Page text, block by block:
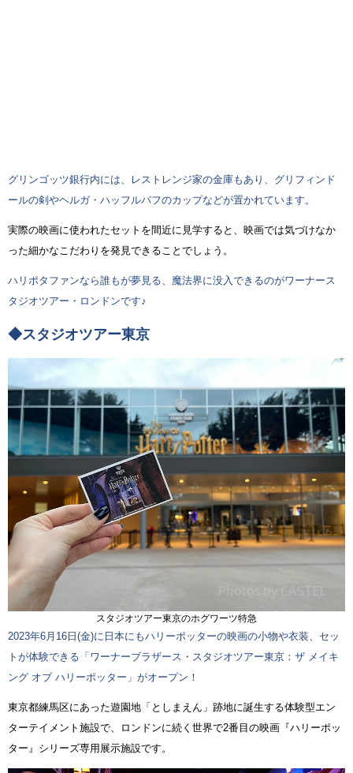
グリンゴッツ銀行内には、レストレンジ家の金庫もあり、グリフィンド
ールの剣やヘルガ・ハッフルパフのカップなどが置かれています。
実際の映画に使われたセットを間近に見学すると、映画では気づけなか
った細かなこだわりを発見できることでしょう。
ハリポタファンなら誰もが夢見る、魔法界に没入できるのがワーナース
タジオツアー・ロンドンです♪
◆スタジオツアー東京
スタジオツアー東京のホグワーツ特急
2023年6月16日(金)に日本にもハリーポッターの映画の小物や衣装、セッ
トが体験できる「ワーナーブラザース・スタジオツアー東京：ザ メイキ
ング オブ ハリーポッター」がオープン！
東京都練馬区にあった遊園地「としまえん」跡地に誕生する体験型エン
ターテイメント施設で、ロンドンに続く世界で2番目の映画『ハリーポッ
ター』シリーズ専用展示施設です。